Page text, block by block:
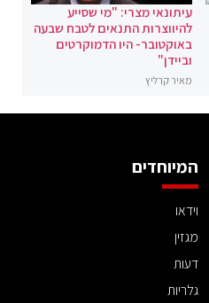
עיתונאי מצרי: "מי שסייע
להיווצרות התנאים לטבח שבעה
באוקטובר- היו הדמוקרטים
וביידן"
מאיר קרליץ
המיוחדים
וידאו
מגזין
דעות
גלריות